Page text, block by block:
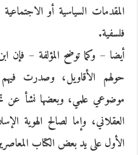
المقدمات السياسية أو
فلسفية.
أيضا – وكما توضح المؤلفة –
حولهم الأقاويل، وصدرت
موضوعي علمي، وبعضها نشأ عن
العقلاني، وإما لصالح الهوية
الأول على يد بعض الكتاب